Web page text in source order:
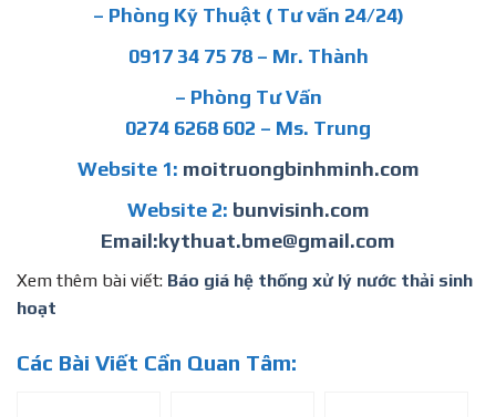
– Phòng Kỹ Thuật ( Tư vấn 24/24)
0917 34 75 78 – Mr. Thành
– Phòng Tư Vấn
0274 6268 602 – Ms. Trung
Website 1: moitruongbinhminh.com
Website 2: bunvisinh.com
Email:kythuat.bme@gmail.com
Xem thêm bài viết: Báo giá hệ thống xử lý nước thải sinh
hoạt
Các Bài Viết Cần Quan Tâm: